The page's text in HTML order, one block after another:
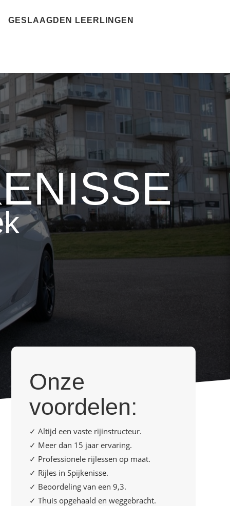
GESLAAGDEN LEERLINGEN
Onze
voordelen:
✓ Altijd een vaste rijinstructeur.
✓ Meer dan 15 jaar ervaring.
✓ Professionele rijlessen op maat.
✓ Rijles in Spijkenisse.
✓ Beoordeling van een 9,3.
✓ Thuis opgehaald en weggebracht.